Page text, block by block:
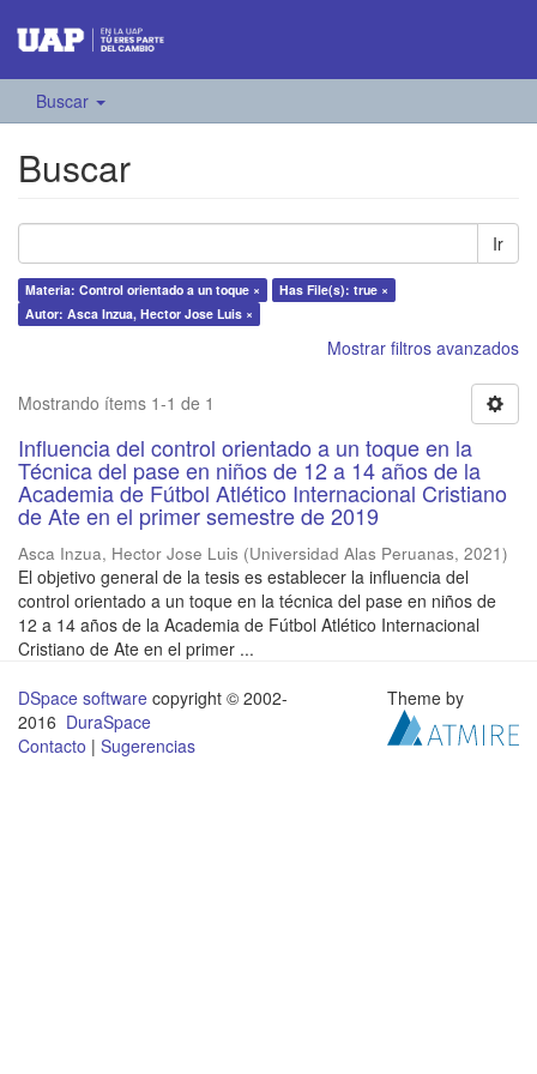
Buscar
Buscar
Ir
Materia: Control orientado a un toque ×
Has File(s): true ×
Autor: Asca Inzua, Hector Jose Luis ×
Mostrar filtros avanzados
Mostrando ítems 1-1 de 1
Influencia del control orientado a un toque en la
Técnica del pase en niños de 12 a 14 años de la
Academia de Fútbol Atlético Internacional Cristiano
de Ate en el primer semestre de 2019
Asca Inzua, Hector Jose Luis (Universidad Alas Peruanas, 2021)
El objetivo general de la tesis es establecer la influencia del
control orientado a un toque en la técnica del pase en niños de
12 a 14 años de la Academia de Fútbol Atlético Internacional
Cristiano de Ate en el primer ...
DSpace software copyright © 2002-
2016 DuraSpace
Contacto | Sugerencias
Theme by